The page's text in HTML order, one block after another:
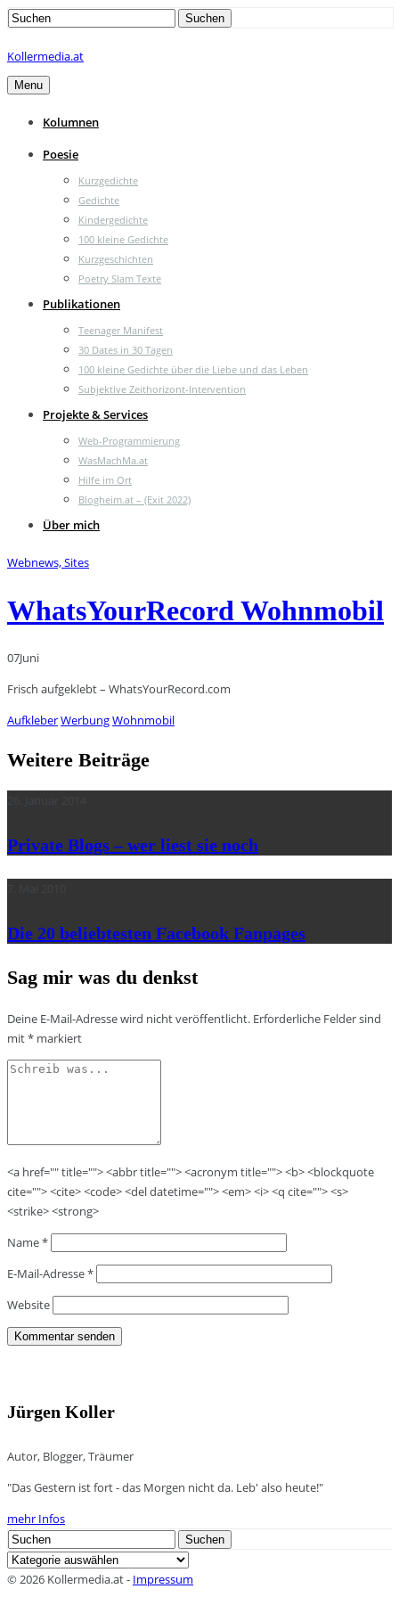
Search
Suchen
Kollermedia.at
Menu
Kolumnen
Poesie
Kurzgedichte
Gedichte
Kindergedichte
100 kleine Gedichte
Kurzgeschichten
Poetry Slam Texte
Publikationen
Teenager Manifest
30 Dates in 30 Tagen
100 kleine Gedichte über die Liebe und das Leben
Subjektive Zeithorizont-Intervention
Projekte & Services
Web-Programmierung
WasMachMa.at
Hilfe im Ort
Blogheim.at – (Exit 2022)
Über mich
Webnews, Sites
WhatsYourRecord Wohnmobil
07Juni
Frisch aufgeklebt – WhatsYourRecord.com
AufkleberWerbungWohnmobil
Weitere Beiträge
Private Blogs – wer liest sie noch
Die 20 beliebtesten Facebook Fanpages
Sag mir was du denkst
Deine E-Mail-Adresse wird nicht veröffentlicht. Erforderliche Felder sind
mit* markiert
<a href="" title=""> <abbr title=""> <acronym title=""> <b> <blockquote
cite=""> <cite> <code> <del datetime=""> <em> <i> <q cite=""> <s>
<strike> <strong>
Name*
E-Mail-Adresse*
Website
Jürgen Koller
Autor, Blogger, Träumer
"Das Gestern ist fort - das Morgen nicht da. Leb' also heute!"
mehr Infos
Search
for:
Suchen
Kategorien
© 2026 Kollermedia.at - Impressum